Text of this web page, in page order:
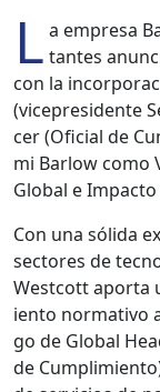
L a empre­sa
tantes
con la
(vicepres­i­dente
cer (Ofi­cial de
mi Bar­low como
Glob­al e Impacto
Con una sól­i­da
sec­tores de
West­cott apor­ta
ien­to nor­ma­ti­vo
go de Glob­al
de